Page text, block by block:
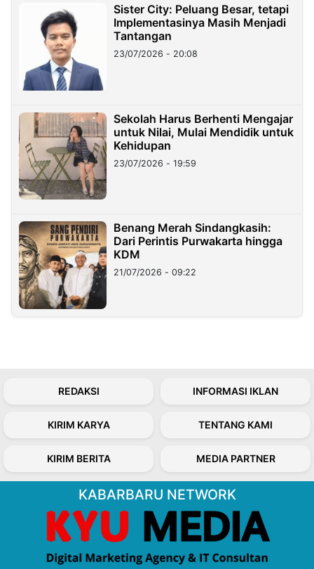
Sister City: Peluang Besar, tetapi
Implementasinya Masih Menjadi
Tantangan
23/07/2026 - 20:08
Sekolah Harus Berhenti Mengajar
untuk Nilai, Mulai Mendidik untuk
Kehidupan
23/07/2026 - 19:59
Benang Merah Sindangkasih:
Dari Perintis Purwakarta hingga
KDM
21/07/2026 - 09:22
REDAKSI INFORMASI IKLAN
KIRIM KARYA TENTANG KAMI
KIRIM BERITA MEDIA PARTNER
KABARBARU NETWORK